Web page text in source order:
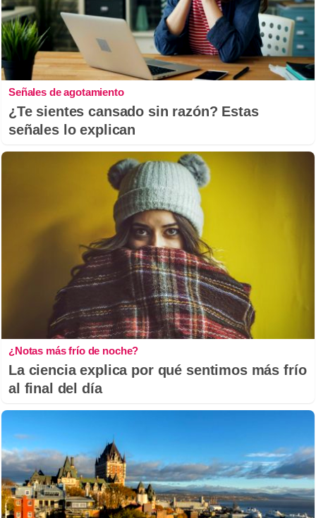
Señales de agotamiento
¿Te sientes cansado sin razón? Estas
señales lo explican
¿Notas más frío de noche?
La ciencia explica por qué sentimos más frío
al final del día